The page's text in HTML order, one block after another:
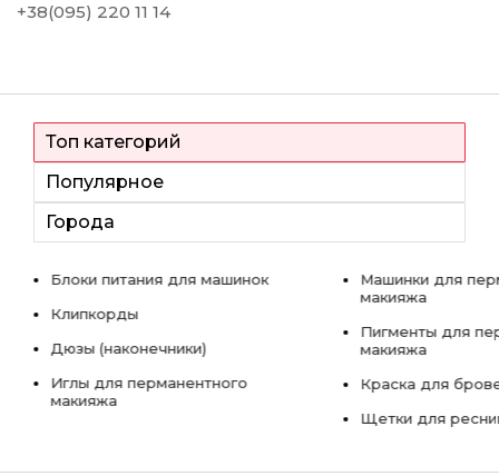
+38(095) 220 11 14
Топ категорий
Популярное
Города
Блоки питания для машинок
Клипкорды
Дюзы (наконечники)
Иглы для перманентного
макияжа
Машинки для
макияжа
Пигменты для
макияжа
Краска для
Щетки для